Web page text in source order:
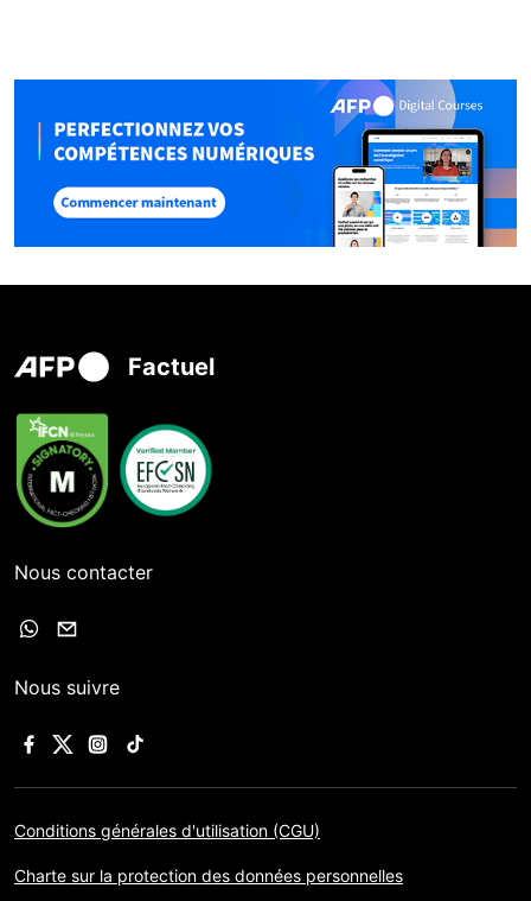
Factuel
Nous contacter
Nous suivre
Conditions générales d'utilisation (CGU)
Charte sur la protection des données personnelles